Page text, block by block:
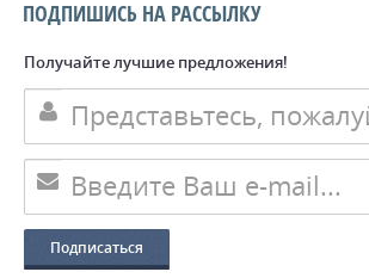
ПОДПИШИСЬ НА РАССЫЛКУ
Получайте лучшие предложения!